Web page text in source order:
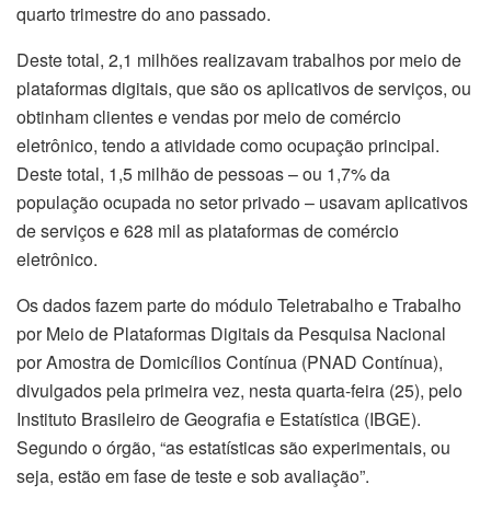
quarto trimestre do ano passado.
Deste total, 2,1 milhões realizavam trabalhos por meio de
plataformas digitais, que são os aplicativos de serviços, ou
obtinham clientes e vendas por meio de comércio
eletrônico, tendo a atividade como ocupação principal.
Deste total, 1,5 milhão de pessoas – ou 1,7% da
população ocupada no setor privado – usavam aplicativos
de serviços e 628 mil as plataformas de comércio
eletrônico.
Os dados fazem parte do módulo Teletrabalho e Trabalho
por Meio de Plataformas Digitais da Pesquisa Nacional
por Amostra de Domicílios Contínua (PNAD Contínua),
divulgados pela primeira vez, nesta quarta-feira (25), pelo
Instituto Brasileiro de Geografia e Estatística (IBGE).
Segundo o órgão, “as estatísticas são experimentais, ou
seja, estão em fase de teste e sob avaliação”.